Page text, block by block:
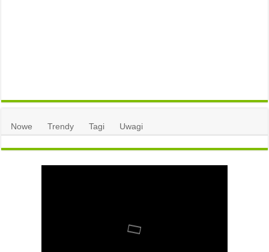
Nowe Trendy Tagi Uwagi